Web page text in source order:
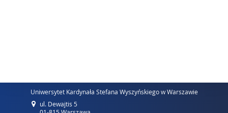
Uniwersytet Kardynała Stefana Wyszyńskiego w Warszawie
ul. Dewajtis 5